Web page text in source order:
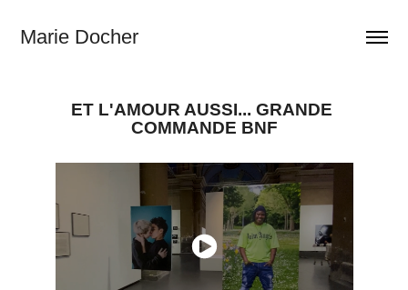
Marie Docher
ET L'AMOUR AUSSI... GRANDE
COMMANDE BNF